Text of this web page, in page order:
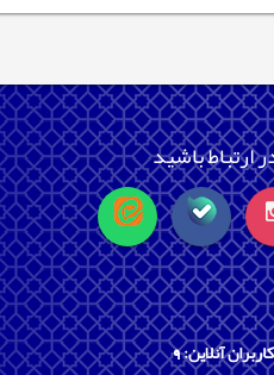
ارتباط باشید
آنلاین: 9